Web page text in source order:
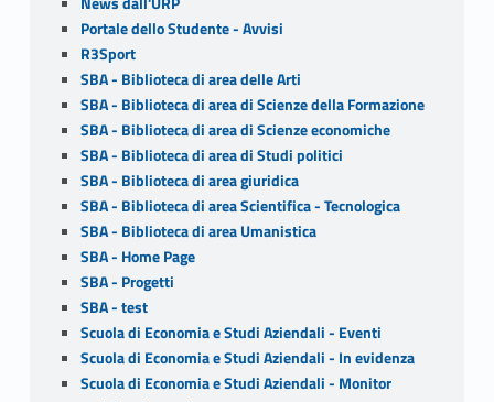
Portale dello Studente - Avvisi
R3Sport
SBA - Biblioteca di area delle Arti
SBA - Biblioteca di area di Scienze della Formazione
SBA - Biblioteca di area di Scienze economiche
SBA - Biblioteca di area di Studi politici
SBA - Biblioteca di area giuridica
SBA - Biblioteca di area Scientifica - Tecnologica
SBA - Biblioteca di area Umanistica
SBA - Home Page
SBA - Progetti
SBA - test
Scuola di Economia e Studi Aziendali - Eventi
Scuola di Economia e Studi Aziendali - In evidenza
Scuola di Economia e Studi Aziendali - Monitor